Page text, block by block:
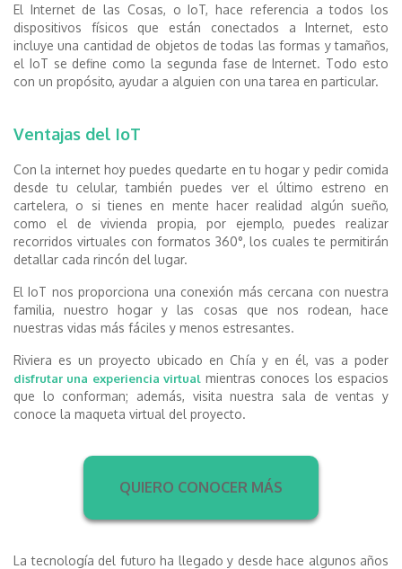
El Internet de las Cosas, o IoT, hace referencia a todos los
dispositivos físicos que están conectados a Internet, esto
incluye una cantidad de objetos de todas las formas y tamaños,
el IoT se define como la segunda fase de Internet. Todo esto
con un propósito, ayudar a alguien con una tarea en particular.
Ventajas del IoT
Con la internet hoy puedes quedarte en tu hogar y pedir comida
desde tu celular, también puedes ver el último estreno en
cartelera, o si tienes en mente hacer realidad algún sueño,
como el de vivienda propia, por ejemplo, puedes realizar
recorridos virtuales con formatos 360°, los cuales te permitirán
detallar cada rincón del lugar.
El IoT nos proporciona una conexión más cercana con nuestra
familia, nuestro hogar y las cosas que nos rodean, hace
nuestras vidas más fáciles y menos estresantes.
Riviera es un proyecto ubicado en Chía y en él, vas a poder
disfrutar una experiencia virtualmientras conoces los espacios
que lo conforman; además, visita nuestra sala de ventas y
conoce la maqueta virtual del proyecto.
QUIERO CONOCER MÁS
La tecnología del futuro ha llegado y desde hace algunos años